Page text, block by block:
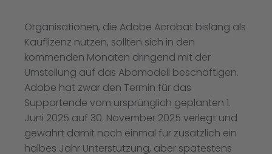
Organisationen, die Adobe Acrobat bislang als
Kauflizenz nutzen, sollten sich in den
kommenden Monaten dringend mit der
Umstellung auf das Abomodell beschäftigen.
Adobe hat zwar den Termin für das
Supportende vom ursprünglich geplanten 1.
Juni 2025 auf 30. November 2025 verlegt und
gewährt damit noch einmal für zusätzlich ein
halbes Jahr Unterstützung, aber spätestens